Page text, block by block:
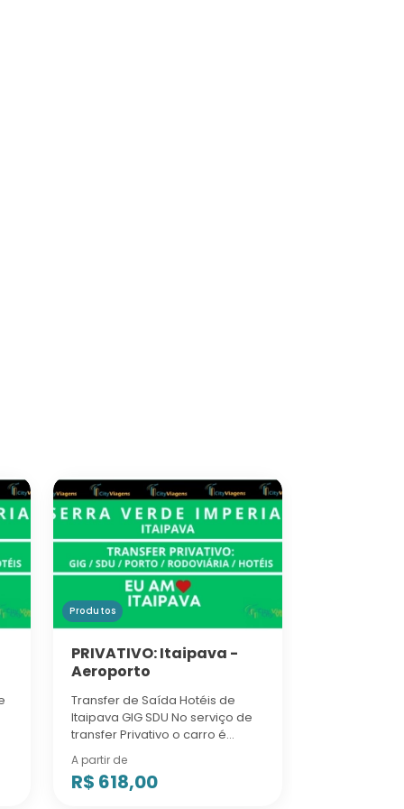
Produtos
PRIVATIVO: Itaipava -
Aeroporto
Transfer de Saída Hotéis de
Itaipava GIG SDU No serviço de
transfer Privativo o carro é
valor do serviço é de acordo
com a quantidade de pessoas.
A partir de
R$ 618,00